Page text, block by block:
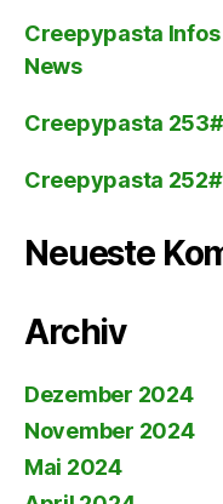
Creepypasta
News
Creepypasta
Creepypasta 252#
Neueste
Archiv
Dezember 2024
November 2024
Mai 2024